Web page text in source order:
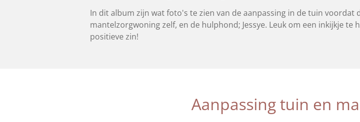
In dit album zijn wat foto's te zien van de aanpassing in de tuin voordat
mantelzorgwoning zelf, en de hulphond; Jessye. Leuk om een inkijkje
positieve zin!
Aanpassing tuin en